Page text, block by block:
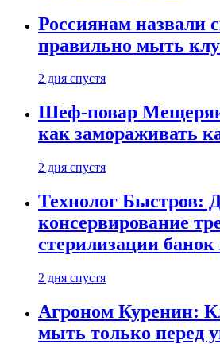
Россиянам назвали
правильно мыть
2 дня спустя
Шеф-повар
как замораживать
2 дня спустя
Технолог Быстров:
консервирование
стерилизации банок
2 дня спустя
Агроном Куренин:
мыть только перед